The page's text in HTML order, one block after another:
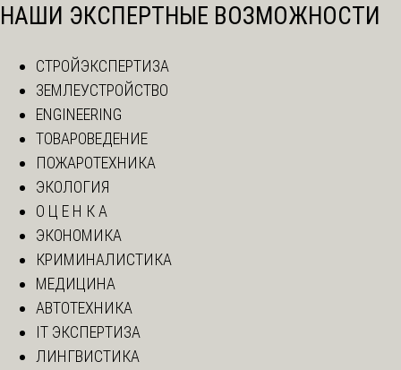
НАШИ ЭКСПЕРТНЫЕ ВОЗМОЖНОСТИ
СТРОЙЭКСПЕРТИЗА
ЗЕМЛЕУСТРОЙСТВО
ENGINEERING
ТОВАРОВЕДЕНИЕ
ПОЖАРОТЕХНИКА
ЭКОЛОГИЯ
О Ц Е Н К А
ЭКОНОМИКА
КРИМИНАЛИСТИКА
МЕДИЦИНА
АВТОТЕХНИКА
IT ЭКСПЕРТИЗА
ЛИНГВИСТИКА